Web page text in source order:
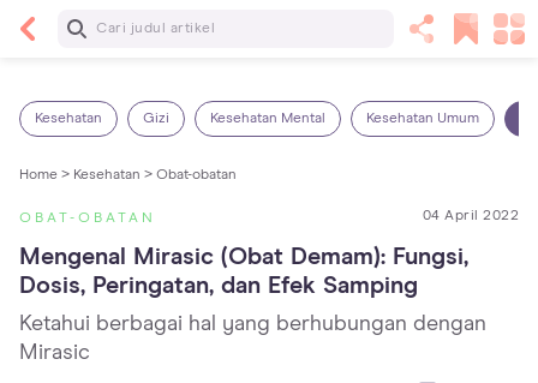
Baca Selanjutnya
Kesehatan Gizi Kesehatan Mental Kesehatan Umum
Home > Kesehatan > Obat-obatan
OBAT-OBATAN 04 April 2022
Mengenal Mirasic (Obat Demam): Fungsi,
Dosis, Peringatan, dan Efek Samping
Ketahui berbagai hal yang berhubungan dengan
Mirasic